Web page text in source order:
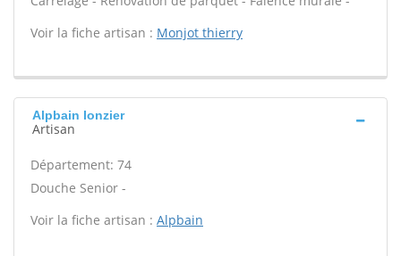
Voir la fiche artisan : Monjot thierry
Alpbain Ionzier
Artisan
Département: 74
Douche Senior -
Voir la fiche artisan : Alpbain